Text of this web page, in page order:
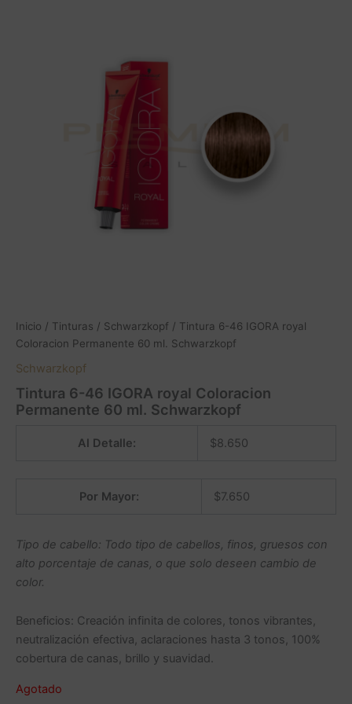
Inicio / Tinturas / Schwarzkopf / Tintura 6-46 IGORA royal
Coloracion Permanente 60 ml. Schwarzkopf
Schwarzkopf
Tintura 6-46 IGORA royal Coloracion
Permanente 60 ml. Schwarzkopf
Al Detalle: $8.650
Por Mayor: $7.650
Tipo de cabello: Todo tipo de cabellos, finos, gruesos con
alto porcentaje de canas, o que solo deseen cambio de
color.
Beneficios: Creación infinita de colores, tonos vibrantes,
neutralización efectiva, aclaraciones hasta 3 tonos, 100%
cobertura de canas, brillo y suavidad.
Agotado